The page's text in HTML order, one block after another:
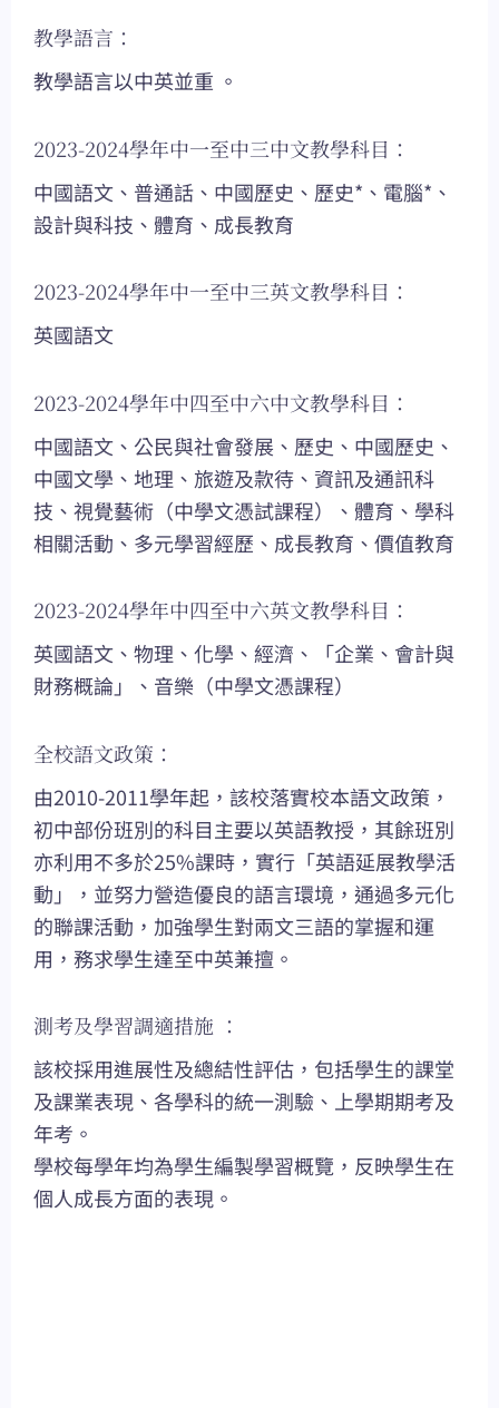
教學語言：
教學語言以中英並重 。
2023-2024學年中一至中三中文教學科目：
中國語文、普通話、中國歷史、歷史*、電腦*、
設計與科技、體育、成長教育
2023-2024學年中一至中三英文教學科目：
英國語文
2023-2024學年中四至中六中文教學科目：
中國語文、公民與社會發展、歷史、中國歷史、
中國文學、地理、旅遊及款待、資訊及通訊科
技、視覺藝術（中學文憑試課程）、體育、學科
相關活動、多元學習經歷、成長教育、價值教育
2023-2024學年中四至中六英文教學科目：
英國語文、物理、化學、經濟、「企業、會計與
財務概論」、音樂（中學文憑課程）
全校語文政策：
由2010-2011學年起，該校落實校本語文政策，
初中部份班別的科目主要以英語教授，其餘班別
亦利用不多於25%課時，實行「英語延展教學活
動」，並努力營造優良的語言環境，通過多元化
的聯課活動，加強學生對兩文三語的掌握和運
用，務求學生達至中英兼擅。
測考及學習調適措施 ：
該校採用進展性及總結性評估，包括學生的課堂
及課業表現、各學科的統一測驗、上學期期考及
年考。
學校每學年均為學生編製學習概覽，反映學生在
個人成長方面的表現。